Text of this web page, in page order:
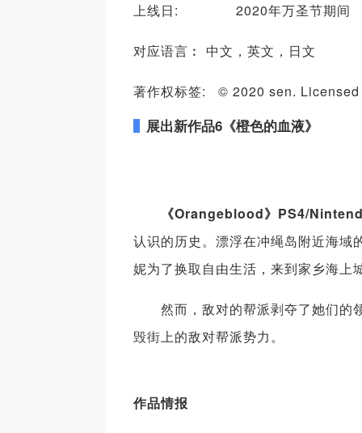
上线日: 2020年万圣节期间
对应语言︰ 中文，英文，日文
著作权标签: © 2020 sen.
展出新作品6《橙色的血液》
《Orangeblood》PS4/
认识的历史。漂浮在冲绳岛附近海域
妮为了换取自由生活，来到家乡海上
然而，敌对的帮派剥夺了她们的
毁街上的敌对帮派势力。
作品情报